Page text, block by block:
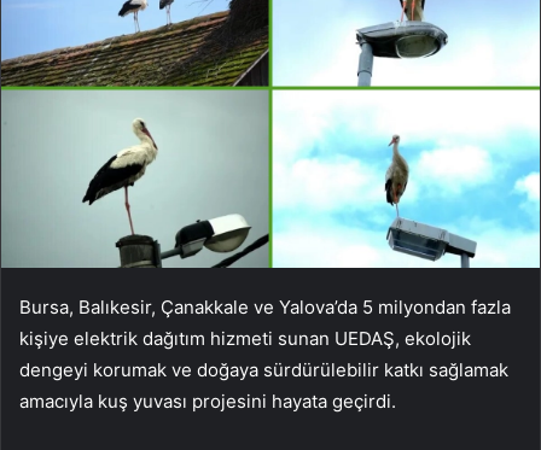
Bursa, Balıkesir, Çanakkale ve Yalova’da 5 milyondan fazla
kişiye elektrik dağıtım hizmeti sunan UEDAŞ, ekolojik
dengeyi korumak ve doğaya sürdürülebilir katkı sağlamak
amacıyla kuş yuvası projesini hayata geçirdi.